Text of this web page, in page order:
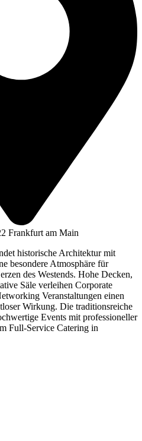
Frankfurt am Main
historische Architektur mit
besondere Atmosphäre für
des Westends. Hohe Decken,
Säle verleihen Corporate
Veranstaltungen einen
Wirkung. Die traditionsreiche
Events mit professioneller
Full-Service Catering in